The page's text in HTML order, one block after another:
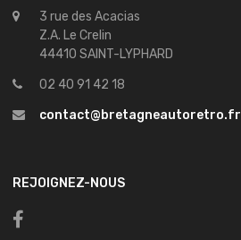
3 rue des Acacias
Z.A. Le Crelin
44410 SAINT-LYPHARD
02 40 91 42 18
contact@bretagneautoretro.fr
REJOIGNEZ-NOUS